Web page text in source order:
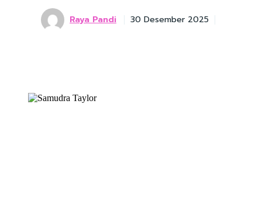
Raya Pandi 30 Desember 2025